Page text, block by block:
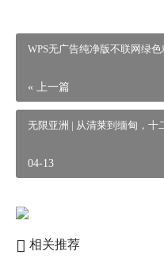
WPS无广告纯净版不联网绿色
« 上一篇
无限亚洲 | 从清莱到缅甸，十
04-13
相关推荐